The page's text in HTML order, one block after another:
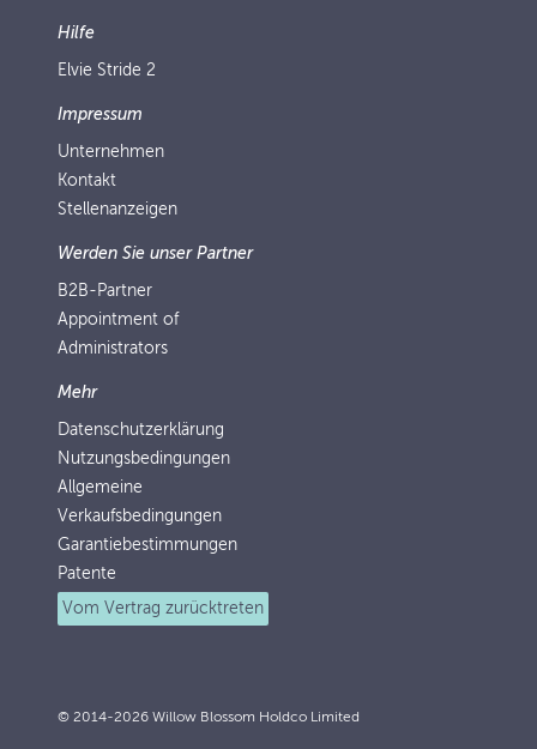
Hilfe
Elvie Stride 2
Impressum
Unternehmen
Kontakt
Stellenanzeigen
Werden Sie unser Partner
B2B-Partner
Appointment of
Administrators
Mehr
Datenschutzerklärung
Nutzungsbedingungen
Allgemeine
Verkaufsbedingungen
Garantiebestimmungen
Patente
Vom Vertrag zurücktreten
© 2014-2026 Willow Blossom Holdco Limited